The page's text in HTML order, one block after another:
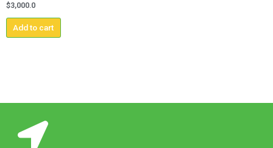
$3,000.0
Add to cart